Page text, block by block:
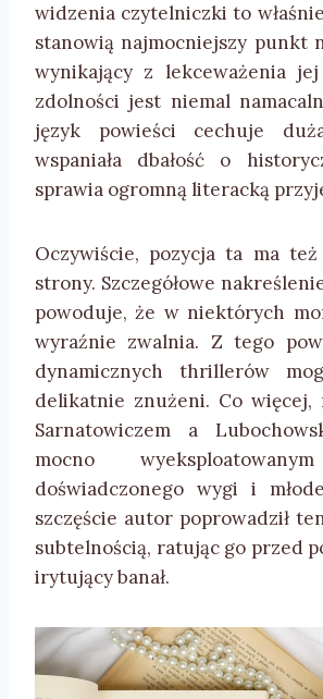
widzenia czytelniczki to
stanowią najmocniejszy punkt
wynikający z lekceważenia
zdolności jest niemal
język powieści cechuje
wspaniała dbałość o
sprawia ogromną literacką
Oczywiście, pozycja ta ma też
strony. Szczegółowe
powoduje, że w niektórych
wyraźnie zwalnia. Z tego
dynamicznych thrillerów
delikatnie znużeni. Co więcej,
Sarnatowiczem a
mocno
doświadczonego wygi i
szczęście autor poprowadził
subtelnością, ratując go przed
irytujący banał.